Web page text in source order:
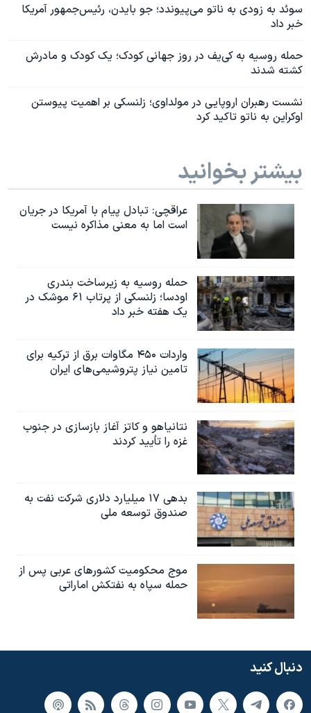
سوئد به زودی به ناتو می‌پیوندد؛ جو بایدن، رئیس‌جمهور آمریکا
خبر داد
حمله روسیه به کی‌یف در روز جهانی کودک؛ یک کودک و مادرش
کشته شدند
نشست رهبران اروپایی در مولداوی؛ زلنسکی بر اهمیت پیوستن
اوکراین به ناتو تاکید کرد
بیشتر بخوانید
عراقچی: تبادل پیام با آمریکا در جریان
است اما به معنی مذاکره نیست
حمله روسیه به زیرساخت بندری
اودسا؛ زلنسکی از پرتاب ۶۱ موشک در
یک هفته خبر داد
واردات ۴۵۰ مگاوات برق از ترکیه برای
تامین نیاز پتروشیمی‌های ایران
نتانیاهو و کاتز آغاز بازسازی در جنوب
غزه را تأیید کردند
بدهی ۱۷ میلیارد دلاری شرکت نفت به
صندوق توسعه ملی
موج محکومیت کشورهای عربی پس از
حمله سپاه به نفتکش اماراتی
دنبال کنید